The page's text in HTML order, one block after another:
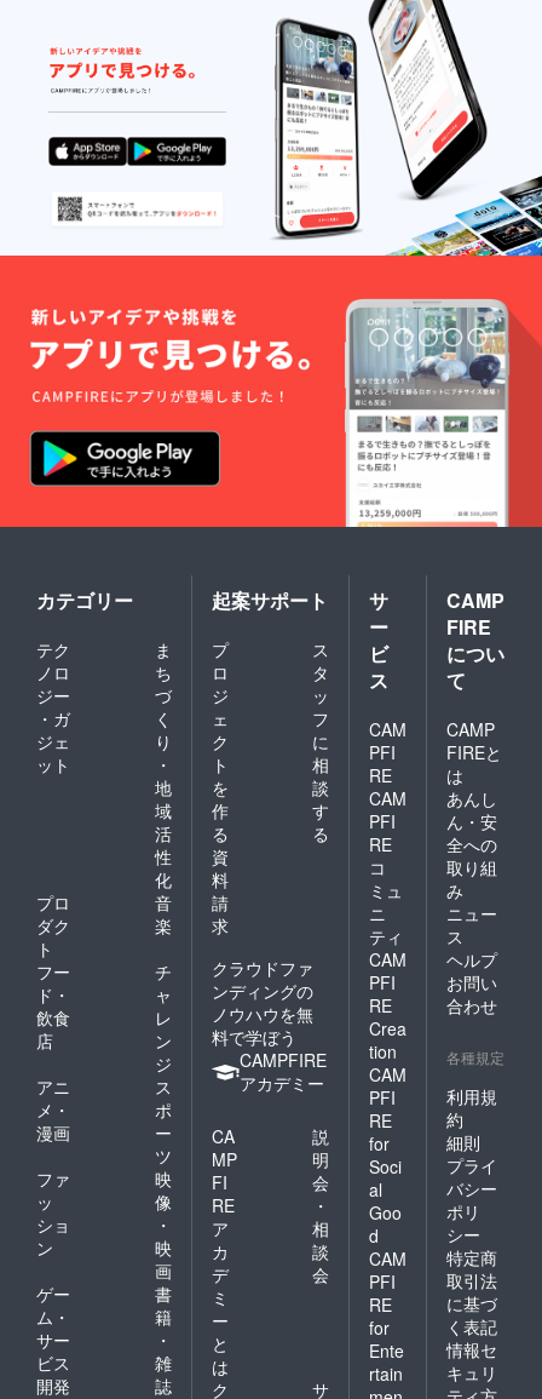
一人でも多くの方が、私の
プロジェクトに賛同して下
さることを願っています。
最後までお読みいただき、
◆資金の使い道・往復渡航
費（関空⇆クアラルンプー
ル）・現地滞在費（1週間）
私のプロジェクトに一人で
も多くの方々が賛同してく
最後までお読みいただき、
ありがとうございました。
が、楽しい！私にとって、
日本語を教えることは生き
がいだなと感じた一日でし
た。ご覧いただき、ありが
とうございました。◆私の
プロジェクトの内容につい
ては、活動報告の『私のプ
ください。
きない人や、敬意を過剰に
表そうとした場合に多い間
違いとされ、『さ入れ言
葉』と呼ばれています。こ
のような間違いは、職業
柄、敬語を使う頻度が多い
手の揚げ足をとるようなこ
とは好まず、言葉遣いより
態度の方が重視されるた
め、誤りの指摘を受けるこ
とが少ないからです。あな
たは今まで『さ入れ言葉』
本語を使いましょう！で
は、この辺で。
カテゴリー
テク
ノロ
ジー
・ガ
ジェ
ット
ま
ち
づ
く
り
・
地
域
活
性
化
プロ
ダク
ト
音
楽
フー
ド・
飲食
店
チ
ャ
レ
ン
ジ
アニ
メ・
漫画
ス
ポ
ー
ツ
ファ
ッ
ショ
ン
映
像
・
映
画
ゲー
ム・
サー
ビス
開発
書
籍
・
雑
誌
起案サポート
プ
ロ
ジ
ェ
ク
ト
を
作
る
ス
タ
ッ
フ
に
相
談
す
る
資
料
請
求
クラウドファ
ンディングの
ノウハウを無
料で学ぼう
CAMPFIRE
アカデミー
CA
MP
FI
RE
ア
カ
デ
ミ
ー
と
は
説
明
会
・
相
談
会
ク サ
サ
ー
ビ
ス
CAM
PFI
RE
CAM
PFI
RE
コ
ミュ
ニ
ティ
CAM
PFI
RE
Crea
tion
CAM
PFI
RE
for
Soci
al
Goo
d
CAM
PFI
RE
for
Ente
rtain
CAMP
FIRE
につい
て
CAMP
FIREと
は
あんし
ん・安
全への
取り組
み
ニュー
ス
ヘルプ
お問い
合わせ
各種規定
利用規
約
細則
プライ
バシー
ポリ
シー
特定商
取引法
に基づ
く表記
情報セ
キュリ